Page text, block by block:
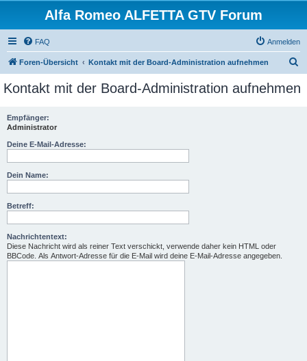
Alfa Romeo ALFETTA GTV Forum
FAQ Anmelden
Foren-Übersicht Kontakt mit der Board-Administration aufnehmen
c
Kontakt mit der Board-Administration aufnehmen
Empfänger:
Administrator
Deine E-Mail-Adresse:
Dein Name:
Betreff:
Nachrichtentext:
Diese Nachricht wird als reiner Text verschickt, verwende daher kein HTML oder
BBCode. Als Antwort-Adresse für die E-Mail wird deine E-Mail-Adresse angegeben.